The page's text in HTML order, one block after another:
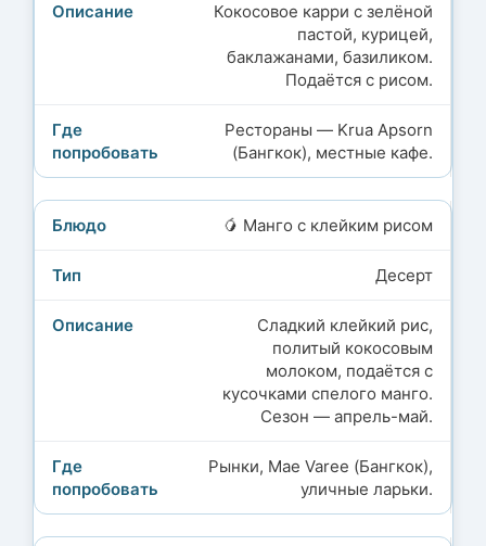
Кокосовое карри с зелёной
пастой, курицей,
баклажанами, базиликом.
Подаётся с рисом.
Рестораны — Krua Apsorn
(Бангкок), местные кафе.
🥭 Манго с клейким рисом
Десерт
Сладкий клейкий рис,
политый кокосовым
молоком, подаётся с
кусочками спелого манго.
Сезон — апрель-май.
Рынки, Mae Varee (Бангкок),
уличные ларьки.